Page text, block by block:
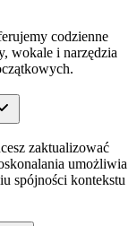
codzienne
wokale i narzędzia
zaktualizować
umożliwia
spójności kontekstu